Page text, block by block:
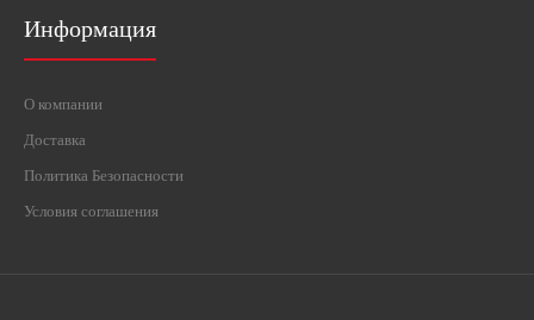
Информация
О компании
Доставка
Политика Безопасности
Условия соглашения